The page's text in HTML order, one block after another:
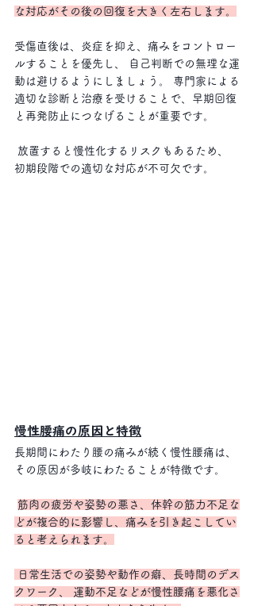
な対応がその後の回復を大きく左右します。
受傷直後は、炎症を抑え、痛みをコントロー
ルすることを優先し、 自己判断での無理な運
動は避けるようにしましょう。 専門家による
適切な診断と治療を受けることで、早期回復
と再発防止につなげることが重要です。
初期段階での適切な対応が不可欠です。
慢性腰痛の原因と特徴
長期間にわたり腰の痛みが続く慢性腰痛は、
その原因が多岐にわたることが特徴です。
筋肉の疲労や姿勢の悪さ、体幹の筋力不足な
どが複合的に影響し、痛みを引き起こしてい
ると考えられます。
クワーク、 運動不足などが慢性腰痛を悪化さ